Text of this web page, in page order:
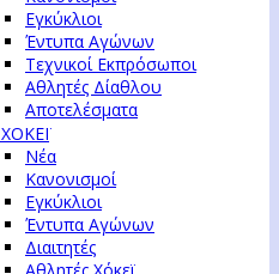
Εγκύκλιοι
Έντυπα Αγώνων
Τεχνικοί Εκπρόσωποι
Αθλητές Δίαθλου
Αποτελέσματα
ΧΟΚΕΪ
Νέα
Κανονισμοί
Εγκύκλιοι
Έντυπα Αγώνων
Διαιτητές